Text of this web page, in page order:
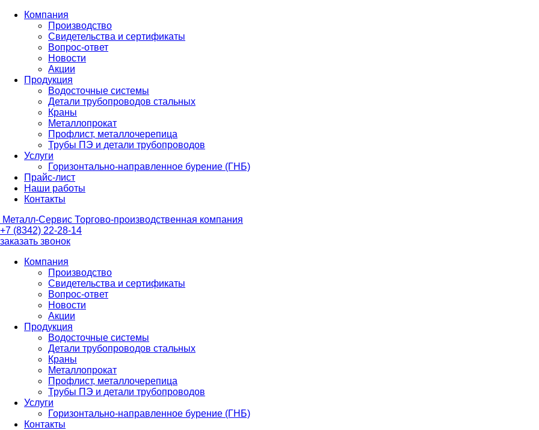
Компания
Производство
Свидетельства и сертификаты
Вопрос-ответ
Новости
Акции
Продукция
Водосточные системы
Детали трубопроводов стальных
Краны
Металлопрокат
Профлист, металлочерепица
Трубы ПЭ и детали трубопроводов
Услуги
Горизонтально-направленное бурение (ГНБ)
Прайс-лист
Наши работы
Контакты
Металл-Сервис Торгово-производственная компания
+7 (8342) 22-28-14
заказать звонок
Компания
Производство
Свидетельства и сертификаты
Вопрос-ответ
Новости
Акции
Продукция
Водосточные системы
Детали трубопроводов стальных
Краны
Металлопрокат
Профлист, металлочерепица
Трубы ПЭ и детали трубопроводов
Услуги
Горизонтально-направленное бурение (ГНБ)
Контакты